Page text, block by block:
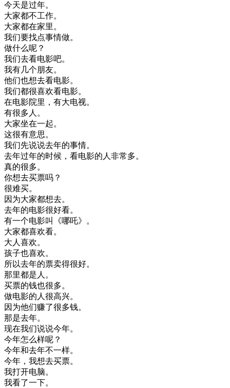
今天是过年。
大家都不工作。
大家都在家里。
我们要找点事情做。
做什么呢 ？
我们去看电影吧。
我有几个朋友。
他们也想去看电影。
我们都很喜欢看电影。
在电影院里 ， 有大电视。
有很多人。
大家坐在一起。
这很有意思。
我们先说说去年的事情。
去年过年的时候 ， 看电影的人非常多。
真的很多。
你想去买票吗 ？
很难买。
因为大家都想去。
去年的电影很好看。
有一个电影叫 《哪吒》 。
大家都喜欢看。
大人喜欢。
孩子也喜欢。
所以去年的票卖得很好。
那里都是人。
买票的钱也很多。
做电影的人很高兴。
因为他们赚了很多钱。
那是去年。
现在我们说说今年。
今年怎么样呢 ？
今年和去年不一样。
今年 ， 我想去买票。
我打开电脑。
我看了一下。